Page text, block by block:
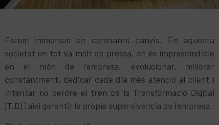
Estem immersos en constants canvis. En aquesta
societat on tot va molt de pressa, on és imprescindible
en el món de l’empresa, evolucionar, millorar
constantment, dedicar cada dia més atenció al client i
intentar no perdre el tren de la Transformació Digital
(T.D) i així garantir la pròpia supervivència de l’empresa.